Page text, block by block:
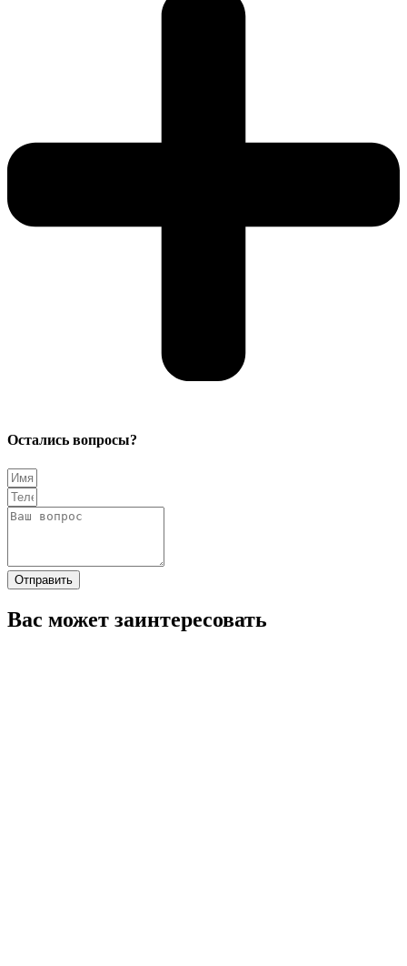
Остались вопросы?
Отправить
Вас может заинтересовать